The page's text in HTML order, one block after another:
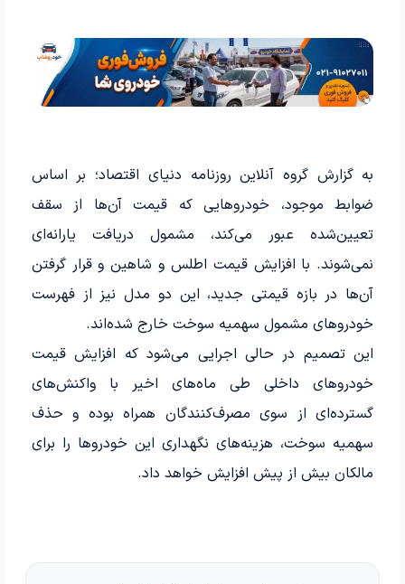
به گزارش گروه آنلاین روزنامه دنیای اقتصاد؛ بر اساس
ضوابط موجود، خودروهایی که قیمت آن‌ها از سقف
تعیین‌شده عبور می‌کند، مشمول دریافت یارانه‌ای
نمی‌شوند. با افزایش قیمت اطلس و شاهین و قرار گرفتن
آن‌ها در بازه قیمتی جدید، این دو مدل نیز از فهرست
خودروهای مشمول سهمیه سوخت خارج شده‌اند.
این تصمیم در حالی اجرایی می‌شود که افزایش قیمت
خودروهای داخلی طی ماه‌های اخیر با واکنش‌های
گسترده‌ای از سوی مصرف‌کنندگان همراه بوده و حذف
سهمیه سوخت، هزینه‌های نگهداری این خودروها را برای
مالکان بیش از پیش افزایش خواهد داد.